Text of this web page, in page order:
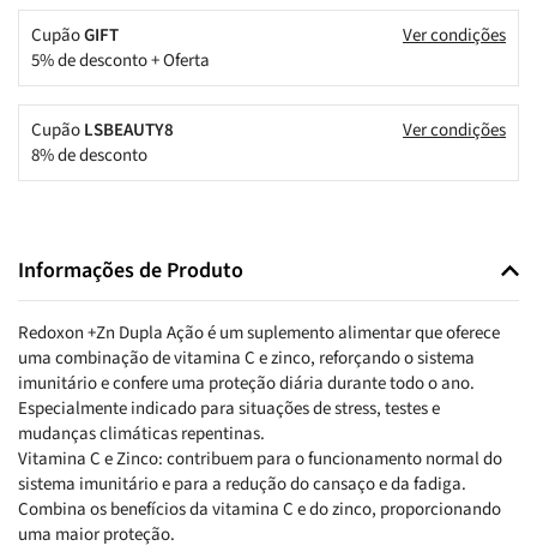
CupãoGIFT
5% de desconto + Oferta
Ver condições
CupãoLSBEAUTY8
8% de desconto
Ver condições
Informações de Produto
Redoxon +Zn Dupla Ação é um suplemento alimentar que oferece
uma combinação de vitamina C e zinco, reforçando o sistema
imunitário e confere uma proteção diária durante todo o ano.
Especialmente indicado para situações de stress, testes e
mudanças climáticas repentinas.
Vitamina C e Zinco: contribuem para o funcionamento normal do
sistema imunitário e para a redução do cansaço e da fadiga.
Combina os benefícios da vitamina C e do zinco, proporcionando
uma maior proteção.